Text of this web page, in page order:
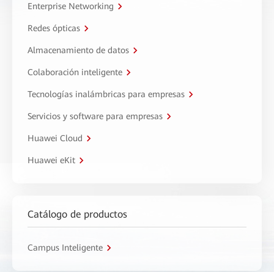
Enterprise Networking
Redes ópticas
Almacenamiento de datos
Colaboración inteligente
Tecnologías inalámbricas para empresas
Servicios y software para empresas
Huawei Cloud
Huawei eKit
Catálogo de productos
Campus Inteligente